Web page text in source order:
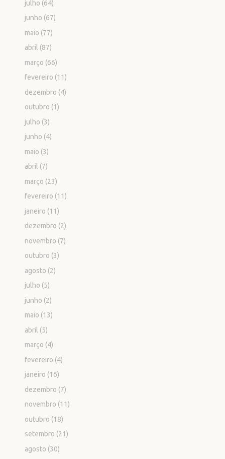
julho (64)
junho (67)
maio (77)
abril (87)
março (66)
fevereiro (11)
dezembro (4)
outubro (1)
julho (3)
junho (4)
maio (3)
abril (7)
março (23)
fevereiro (11)
janeiro (11)
dezembro (2)
novembro (7)
outubro (3)
agosto (2)
julho (5)
junho (2)
maio (13)
abril (5)
março (4)
fevereiro (4)
janeiro (16)
dezembro (7)
novembro (11)
outubro (18)
setembro (21)
agosto (30)